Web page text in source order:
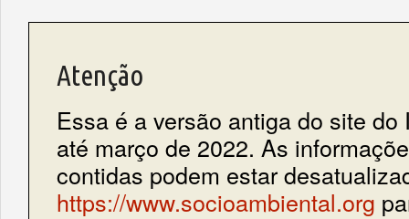
Atenção
Essa é a versão antiga do site do
até março de 2022. As
contidas podem estar
https://www.socioambiental.org